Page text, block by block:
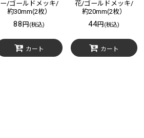
ー/ゴールドメッキ/
約30mm(2枚）
88円 (税込)
カート
花/ゴールドメッキ/
約20mm(2枚）
44円 (税込)
カート